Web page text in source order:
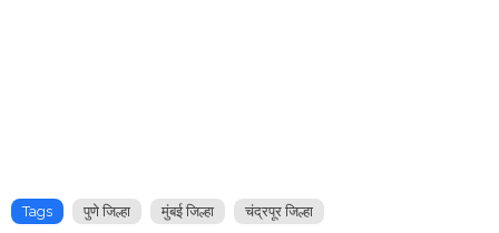
Tags पुणे जिल्हा मुंबई जिल्हा चंद्रपूर जिल्हा